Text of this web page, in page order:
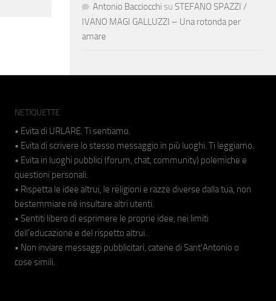
Antonio Bacciocchi su STEFANO SPAZZI /
IVANO MAGI GALLUZZI – Una rotonda per
amare
NETIQUETTE
• Evita di URLARE. Ti sentiamo.
• Evita di scrivere lo stesso messaggio in più luoghi. Ti leggiamo.
• Evita in luoghi pubblici (forum, chat, community) polemiche e
questioni personali.
• Rispetta le idee altrui, le religioni e razze diverse dalla tua, non
bestemmiare né insultare altri utenti.
• Sentiti libero di esprimere le proprie idee, nei limiti
dell'educazione e del rispetto altrui.
• Non inviare messaggi pubblicitari, catene di Sant'Antonio o
cose simili.